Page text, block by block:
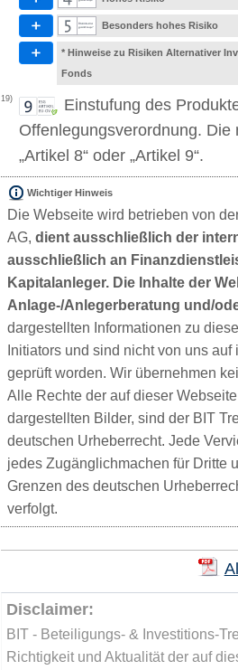
Besonders hohes Risiko
* Hinweise zu Risiken Alternativer
Fonds
19)
Einstufung des
Offenlegungsverordnung. Die
„Artikel 8“ oder „Artikel 9“.
Wichtiger Hinweis
Die Webseite wird betrieben von
AG, dient ausschließlich der
ausschließlich an
Kapitalanleger. Die Inhalte der
Anlage-/Anlegerberatung und/
dargestellten Informationen zu
Initiators und sind nicht von uns
geprüft worden. Wir übernehmen
Alle Rechte der auf dieser
dargestellten Bilder, sind der BIT
deutschen Urheberrecht. Jede
jedes Zugänglichmachen für Dritte
Grenzen des deutschen
verfolgt.
Disclaimer:
BIT - Beteiligungs- & Investitions-
Richtigkeit und Aktualität der auf